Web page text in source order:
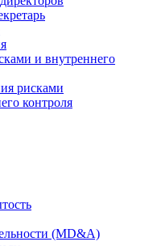
и внутреннего
рисками
контроля
(MD&A)